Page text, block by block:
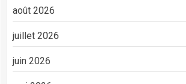
août 2026
juillet 2026
juin 2026